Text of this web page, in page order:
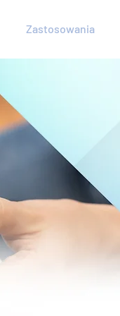
Zastosowania